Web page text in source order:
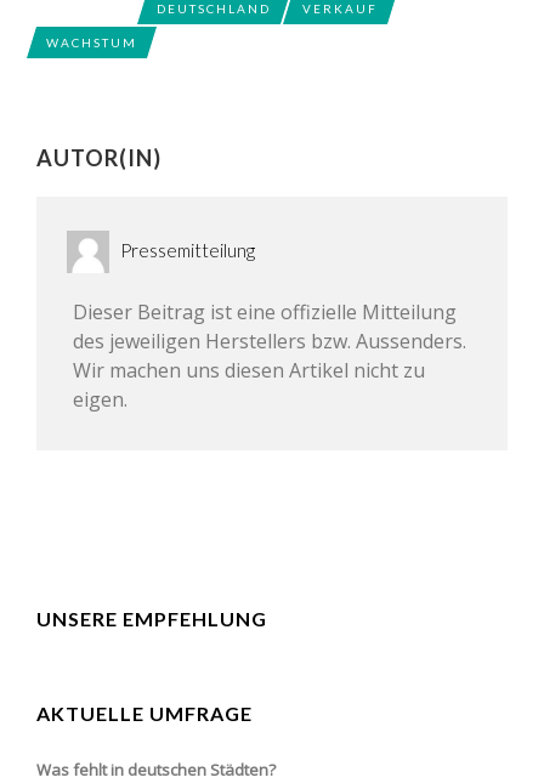
DEUTSCHLAND VERKAUF
WACHSTUM
AUTOR(IN)
Pressemitteilung
Dieser Beitrag ist eine offizielle Mitteilung
des jeweiligen Herstellers bzw. Aussenders.
Wir machen uns diesen Artikel nicht zu
eigen.
UNSERE EMPFEHLUNG
AKTUELLE UMFRAGE
Was fehlt in deutschen Städten?